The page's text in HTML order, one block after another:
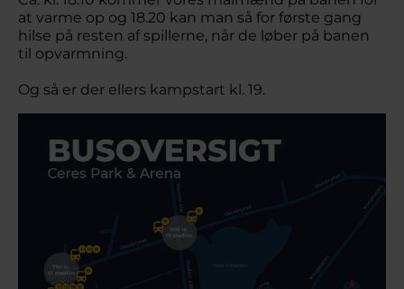
at varme op og 18.20 kan man så for første gang
hilse på resten af spillerne, når de løber på banen
til opvarmning.
Og så er der ellers kampstart kl. 19.